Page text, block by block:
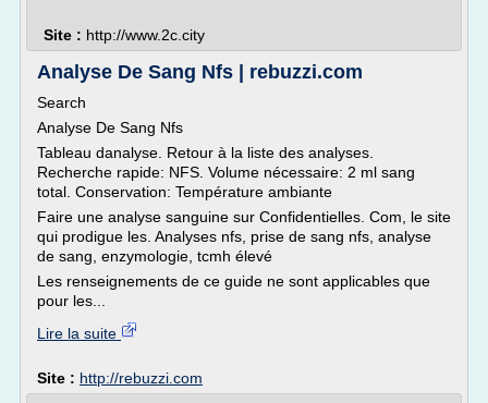
Site : http://www.2c.city
Analyse De Sang Nfs | rebuzzi.com
Search
Analyse De Sang Nfs
Tableau danalyse. Retour à la liste des analyses.
Recherche rapide: NFS. Volume nécessaire: 2 ml sang
total. Conservation: Température ambiante
Faire une analyse sanguine sur Confidentielles. Com, le site
qui prodigue les. Analyses nfs, prise de sang nfs, analyse
de sang, enzymologie, tcmh élevé
Les renseignements de ce guide ne sont applicables que
pour les...
Lire la suite
Site : http://rebuzzi.com